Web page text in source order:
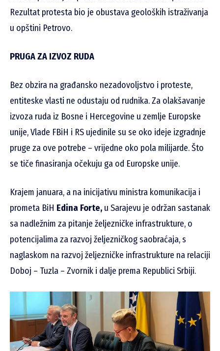
Rezultat protesta bio je obustava geoloških istraživanja
u opštini Petrovo.
PRUGA ZA IZVOZ RUDA
Bez obzira na građansko nezadovoljstvo i proteste,
entiteske vlasti ne odustaju od rudnika. Za olakšavanje
izvoza ruda iz Bosne i Hercegovine u zemlje Europske
unije, Vlade FBiH i RS ujedinile su se oko ideje izgradnje
pruge za ove potrebe – vrijedne oko pola milijarde. Što
se tiče finasiranja očekuju ga od Europske unije.
Krajem januara, a na inicijativu ministra komunikacija i
prometa BiH Edina Forte, u Sarajevu je održan sastanak
sa nadležnim za pitanje željezničke infrastrukture, o
potencijalima za razvoj željezničkog saobraćaja, s
naglaskom na razvoj željezničke infrastrukture na relaciji
Doboj – Tuzla – Zvornik i dalje prema Republici Srbiji.